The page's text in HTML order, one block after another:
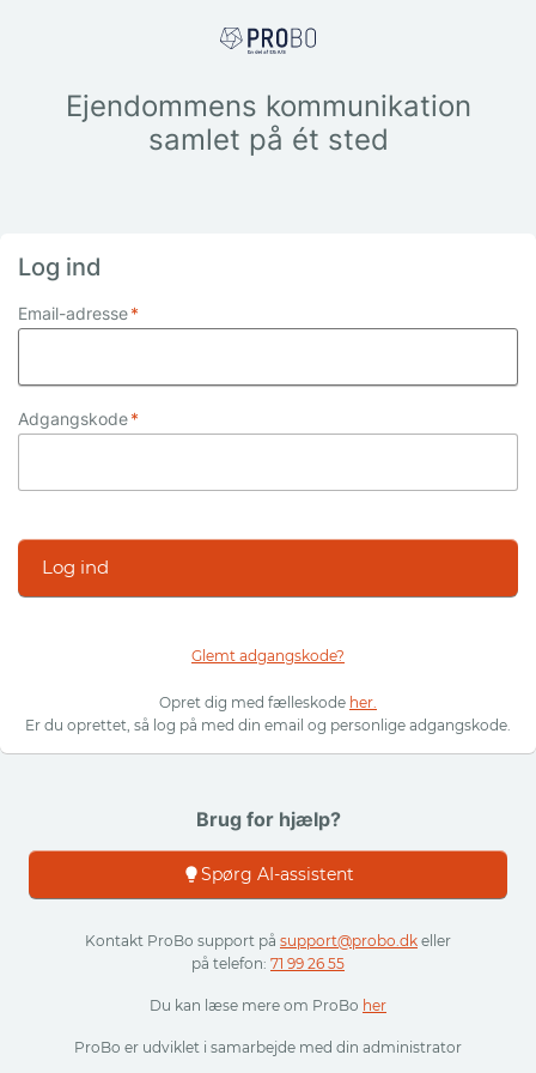
Ejendommens kommunikation
samlet på ét sted
Log ind
Email-adresse*
Adgangskode*
Log ind
Glemt adgangskode?
Opret dig med fælleskode her.
Er du oprettet, så log på med din email og personlige adgangskode.
Brug for hjælp?
Spørg AI-assistent
Kontakt ProBo support på support@probo.dk eller
på telefon: 71 99 26 55
Du kan læse mere om ProBo her
ProBo er udviklet i samarbejde med din administrator